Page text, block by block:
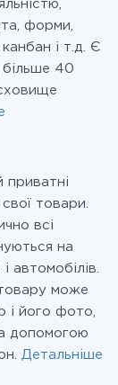
форми,
і т.д. Є
більше 40
приватні
товари.
всі
на
автомобілів.
може
і його фото,
допомогою
Детальніше